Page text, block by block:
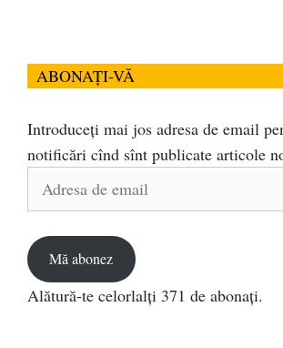
ABONAȚI-VĂ
Introduceți mai jos adresa de email
notificări cînd sînt publicate articole
Mă abonez
Alătură-te celorlalți 371 de abonați.